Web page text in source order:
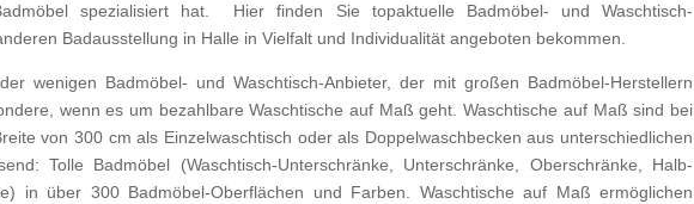
spezialisiert hat. Hier finden Sie topaktuelle Badmöbel- und Waschtisch-
Badausstellung in Halle in Vielfalt und Individualität angeboten bekommen.
wenigen Badmöbel- und Waschtisch-Anbieter, der mit großen Badmöbel-Herstellern
wenn es um bezahlbare Waschtische auf Maß geht. Waschtische auf Maß sind bei
von 300 cm als Einzelwaschtisch oder als Doppelwaschbecken aus unterschiedlichen
Tolle Badmöbel (Waschtisch-Unterschränke, Unterschränke, Oberschränke, Halb-
in über 300 Badmöbel-Oberflächen und Farben. Waschtische auf Maß ermöglichen